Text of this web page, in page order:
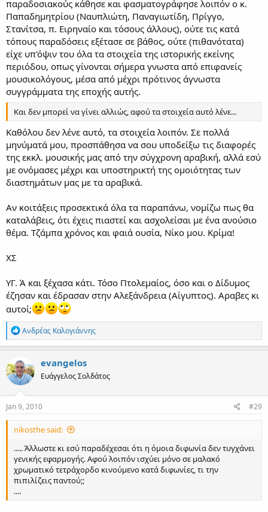
παραδοσιακούς κάθησε και φασματογράφησε λοιπόν ο κ.
Παπαδημητρίου (Ναυπλιώτη, Παναγιωτίδη, Πρίγγο,
Στανίτσα, π. Ειρηναίο και τόσους άλλους), ούτε τις κατά
τόπους παραδόσεις εξέτασε σε βάθος, ούτε (πιθανότατα)
είχε υπ'όψιν του όλα τα στοιχεία της ιστορικής εκείνης
περιόδου, οπως γίνονται σήμερα γνωστα από επιφανείς
μουσικολόγους, μέσα από μέχρι πρότινος άγνωστα
συγγράμματα της εποχής αυτής.
Και δεν μπορεί να γίνει αλλιώς, αφού τα στοιχεία αυτό λένε...
Καθόλου δεν λένε αυτό, τα στοιχεία λοιπόν. Σε πολλά
μηνύματά μου, προσπάθησα να σου υποδείξω τις διαφορές
της εκκλ. μουσικής μας από την σύγχρονη αραβική, αλλά εσύ
με ονόμασες μέχρι και υποστηρικτή της ομοιότητας των
διαστημάτων μας με τα αραβικά.
Αν κοιτάξεις προσεκτικά όλα τα παραπάνω, νομίζω πως θα
καταλάβεις, ότι έχεις πιαστεί και ασχολείσαι με ένα ανούσιο
θέμα. Τζάμπα χρόνος και φαιά ουσία, Νίκο μου. Κρίμα!
ΧΣ
ΥΓ. Ά και ξέχασα κάτι. Τόσο Πτολεμαίος, όσο και ο Δίδυμος
έζησαν και έδρασαν στην Αλεξάνδρεια (Αίγυπτος). Αραβες κι
αυτοί;
R
e
a
t
i
o
n
Ανδρέας Καλογιάννης
evangelos
Ευάγγελος Σολδάτος
Jan 9, 2010 #29
nikosthe said:
..... Άλλωστε κι εσύ παραδέχεσαι ότι η όμοια διφωνία δεν τυγχάνει
γενικής εφαρμογής. Αφού λοιπόν ισχύει μόνο σε μαλακό
χρωματικό τετράχορδο κινούμενο κατά διφωνίες, τι την
πιπιλίζεις παντού;;
....